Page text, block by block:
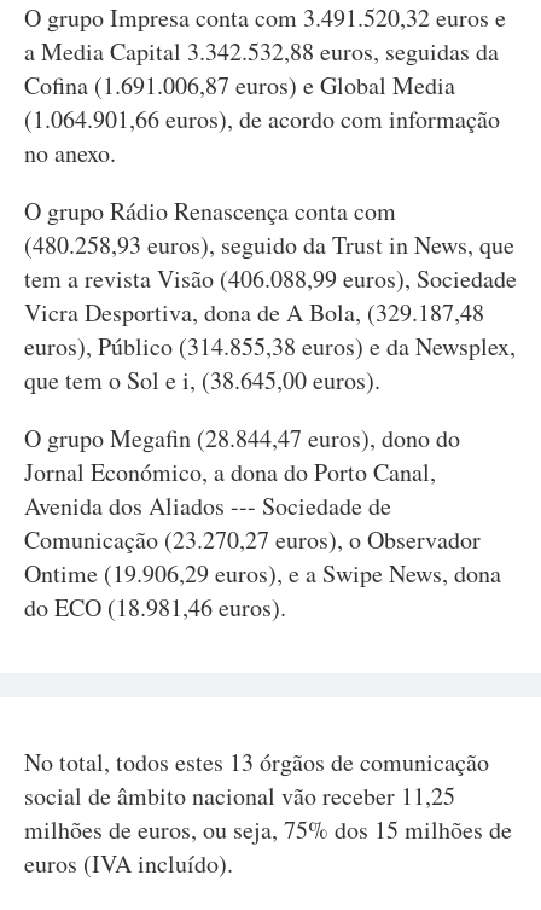
O grupo Impresa conta com 3.491.520,32 euros e
a Media Capital 3.342.532,88 euros, seguidas da
Cofina (1.691.006,87 euros) e Global Media
(1.064.901,66 euros), de acordo com informação
no anexo.
O grupo Rádio Renascença conta com
(480.258,93 euros), seguido da Trust in News, que
tem a revista Visão (406.088,99 euros), Sociedade
Vicra Desportiva, dona de A Bola, (329.187,48
euros), Público (314.855,38 euros) e da Newsplex,
que tem o Sol e i, (38.645,00 euros).
O grupo Megafin (28.844,47 euros), dono do
Jornal Económico, a dona do Porto Canal,
Avenida dos Aliados --- Sociedade de
Comunicação (23.270,27 euros), o Observador
Ontime (19.906,29 euros), e a Swipe News, dona
do ECO (18.981,46 euros).
No total, todos estes 13 órgãos de comunicação
social de âmbito nacional vão receber 11,25
milhões de euros, ou seja, 75% dos 15 milhões de
euros (IVA incluído).